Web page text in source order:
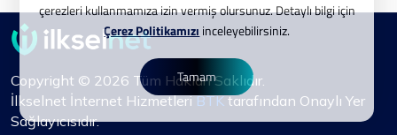
Copyright © 2026 Tüm Hakları Saklıdır.
İlkselnet İnternet HizmetleriBTKtarafından Onaylı Yer
Sağlayıcısıdır.
çerezleri kullanmamıza izin vermiş olursunuz. Detaylı bilgi için
Çerez Politikamızı inceleyebilirsiniz.
Tamam